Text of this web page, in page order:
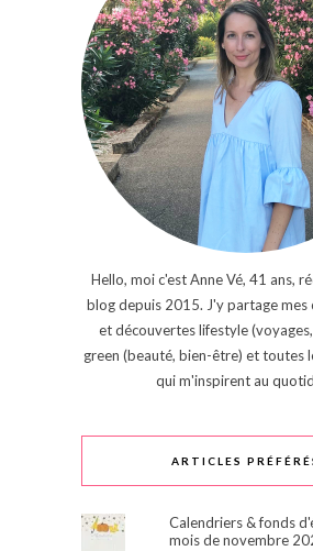
Hello, moi c'est Anne Vé, 41 ans,
blog depuis 2015. J'y partage
et découvertes lifestyle
green (beauté, bien-être) et toutes
qui m'inspirent au
ARTICLES
Calendriers & fonds
mois de novembre